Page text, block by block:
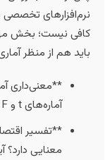
تخصصی
نیست؛ بخش
هم از منظر آماری و
آماره‌های t و F برای تعیین معنی‌دار بودن ضرایب.
**تفسیر
معنایی دارد؟ آیا